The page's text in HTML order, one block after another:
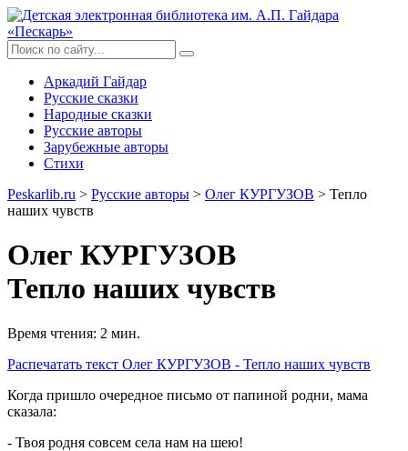
Аркадий Гайдар
Русские сказки
Народные сказки
Русские авторы
Зарубежные авторы
Стихи
Peskarlib.ru > Русские авторы > Олег КУРГУЗОВ > Тепло
наших чувств
Олег КУРГУЗОВ
Тепло наших чувств
Время чтения: 2 мин.
Распечатать текст Олег КУРГУЗОВ - Тепло наших чувств
Когда пришло очередное письмо от папиной родни, мама
сказала:
- Твоя родня совсем села нам на шею!